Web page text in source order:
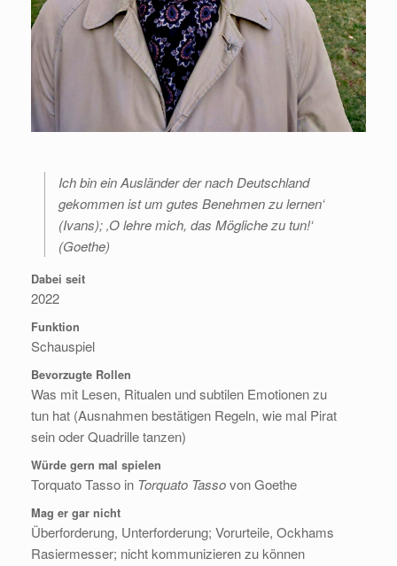
Ich bin ein Ausländer der nach Deutschland
gekommen ist um gutes Benehmen zu lernen‘
(Ivans); ‚O lehre mich, das Mögliche zu tun!‘
(Goethe)
Dabei seit
2022
Funktion
Schauspiel
Bevorzugte Rollen
Was mit Lesen, Ritualen und subtilen Emotionen zu
tun hat (Ausnahmen bestätigen Regeln, wie mal Pirat
sein oder Quadrille tanzen)
Würde gern mal spielen
Torquato Tasso in Torquato Tassovon Goethe
Mag er gar nicht
Überforderung, Unterforderung; Vorurteile, Ockhams
Rasiermesser; nicht kommunizieren zu können